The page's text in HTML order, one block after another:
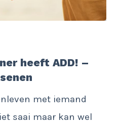
heeft ADD! –
met iemand
saai maar kan wel